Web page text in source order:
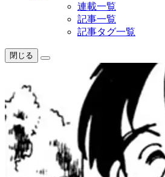
連載一覧
記事一覧
記事タグ一覧
閉じる